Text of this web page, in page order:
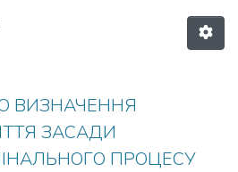
ВИЗНАЧЕННЯ
ЗАСАДИ
ПРОЦЕСУ